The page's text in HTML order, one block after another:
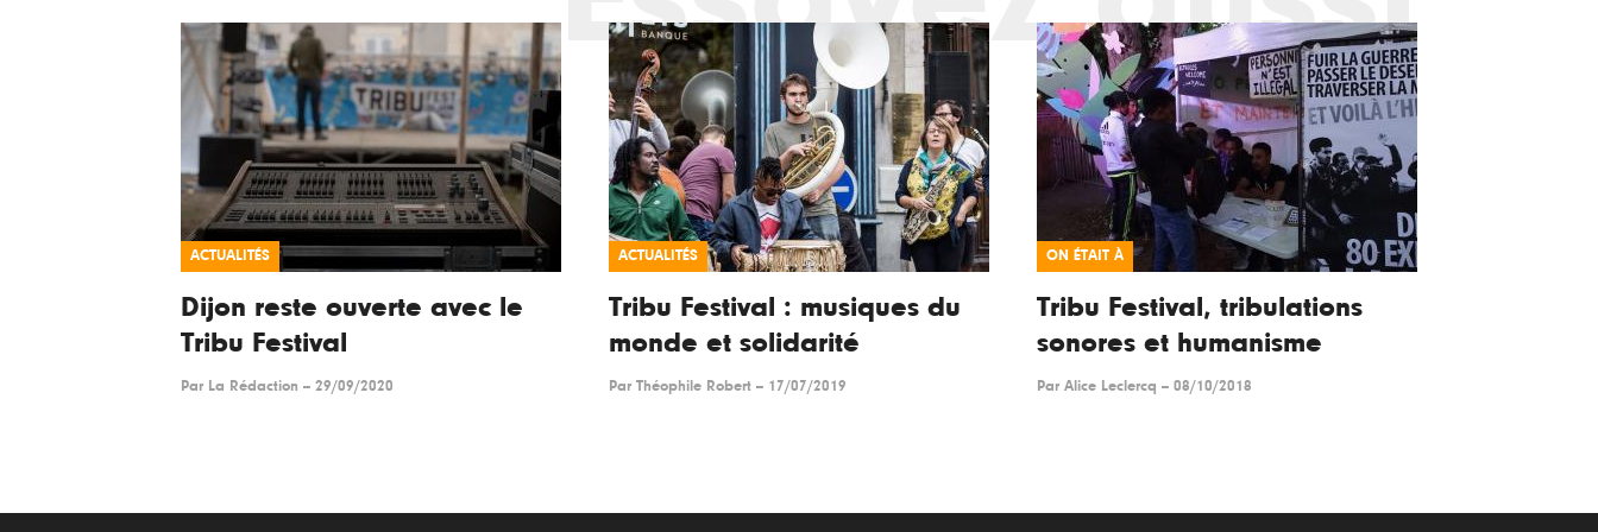
ACTUALITÉS
Dijon reste ouverte avec le
Tribu Festival
Par La Rédaction -- 29/09/2020
ACTUALITÉS
Tribu Festival : musiques du
monde et solidarité
Par Théophile Robert -- 17/07/2019
ON ÉTAIT À
Tribu Festival, tribulations
sonores et humanisme
Par Alice Leclercq -- 08/10/2018